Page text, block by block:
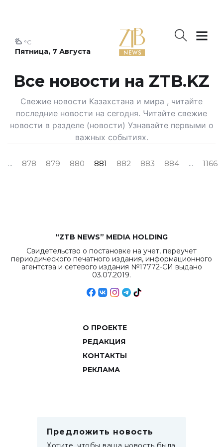
Пятница, 7 Августа
°C
Все новости на ZTB.KZ
Свежие новости Казахстана и мира , читайте
последние новости на сегодня. Читайте свежие
новости в разделе (новости) Узнавайте первыми о
важных событиях.
... 878 879 880 881 882 883 884 ... 1166
“ZTB NEWS” MEDIA HOLDING
Свидетельство о постановке на учет, переучет
периодического печатного издания, информационного
агентства и сетевого издания №17772-СИ выдано
03.07.2019.
О ПРОЕКТЕ
РЕДАКЦИЯ
КОНТАКТЫ
РЕКЛАМА
Предложить новость